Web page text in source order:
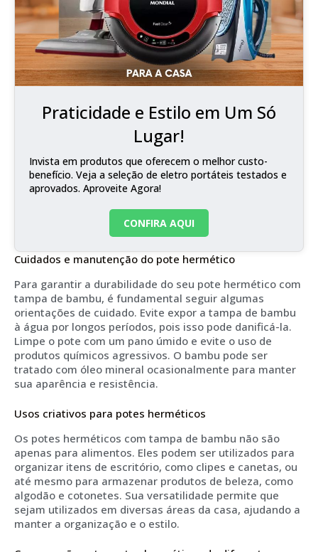
Praticidade e Estilo em Um Só
Lugar!
Invista em produtos que oferecem o melhor custo-
benefício. Veja a seleção de eletro portáteis testados e
aprovados. Aproveite Agora!
CONFIRA AQUI
Cuidados e manutenção do pote hermético
Para garantir a durabilidade do seu pote hermético com
tampa de bambu, é fundamental seguir algumas
orientações de cuidado. Evite expor a tampa de bambu
à água por longos períodos, pois isso pode danificá-la.
Limpe o pote com um pano úmido e evite o uso de
produtos químicos agressivos. O bambu pode ser
tratado com óleo mineral ocasionalmente para manter
sua aparência e resistência.
Usos criativos para potes herméticos
Os potes herméticos com tampa de bambu não são
apenas para alimentos. Eles podem ser utilizados para
organizar itens de escritório, como clipes e canetas, ou
até mesmo para armazenar produtos de beleza, como
algodão e cotonetes. Sua versatilidade permite que
sejam utilizados em diversas áreas da casa, ajudando a
manter a organização e o estilo.